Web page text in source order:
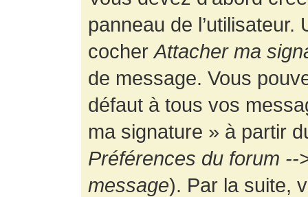
panneau de
cocherAttacher ma
de message. Vous
défaut à tous vos
ma signature » à partir
Préférences du forum
message). Par la suite,